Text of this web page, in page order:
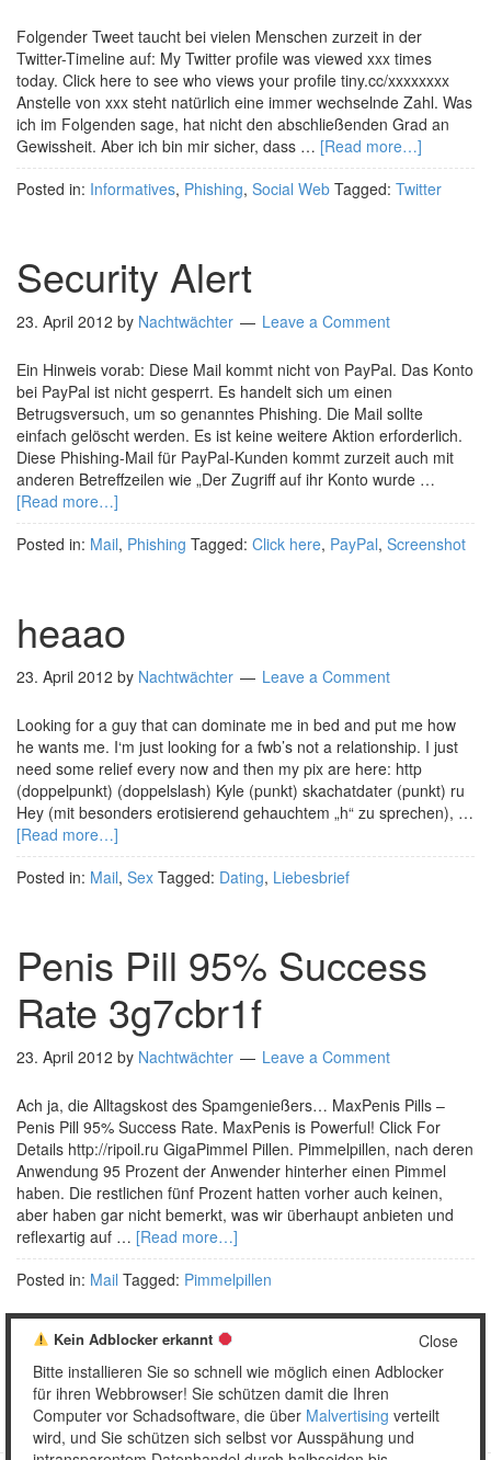
Folgender Tweet taucht bei vielen Menschen zurzeit in der
Twitter-Timeline auf: My Twitter profile was viewed xxx times
today. Click here to see who views your profile tiny.cc/xxxxxxxx
Anstelle von xxx steht natürlich eine immer wechselnde Zahl. Was
ich im Folgenden sage, hat nicht den abschließenden Grad an
Gewissheit. Aber ich bin mir sicher, dass … [Read more…]
Posted in: Informatives, Phishing, Social Web Tagged: Twitter
Security Alert
23. April 2012 by Nachtwächter Leave a Comment
Ein Hinweis vorab: Diese Mail kommt nicht von PayPal. Das Konto
bei PayPal ist nicht gesperrt. Es handelt sich um einen
Betrugsversuch, um so genanntes Phishing. Die Mail sollte
einfach gelöscht werden. Es ist keine weitere Aktion erforderlich.
Diese Phishing-Mail für PayPal-Kunden kommt zurzeit auch mit
anderen Betreffzeilen wie „Der Zugriff auf ihr Konto wurde …
[Read more…]
Posted in: Mail, Phishing Tagged: Click here, PayPal, Screenshot
heaao
23. April 2012 by Nachtwächter Leave a Comment
Looking for a guy that can dominate me in bed and put me how
he wants me. I‘m just looking for a fwb’s not a relationship. I just
need some relief every now and then my pix are here: http
(doppelpunkt) (doppelslash) Kyle (punkt) skachatdater (punkt) ru
Hey (mit besonders erotisierend gehauchtem „h“ zu sprechen), …
[Read more…]
Posted in: Mail, Sex Tagged: Dating, Liebesbrief
Penis Pill 95% Success
Rate 3g7cbr1f
23. April 2012 by Nachtwächter Leave a Comment
Ach ja, die Alltagskost des Spamgenießers… MaxPenis Pills –
Penis Pill 95% Success Rate. MaxPenis is Powerful! Click For
Details http://ripoil.ru GigaPimmel Pillen. Pimmelpillen, nach deren
Anwendung 95 Prozent der Anwender hinterher einen Pimmel
haben. Die restlichen fünf Prozent hatten vorher auch keinen,
aber haben gar nicht bemerkt, was wir überhaupt anbieten und
reflexartig auf … [Read more…]
Posted in: Mail Tagged: Pimmelpillen
1 2 3 Weiter »
Close
Kein Adblocker erkannt
Bitte installieren Sie so schnell wie möglich einen Adblocker
für ihren Webbrowser! Sie schützen damit die Ihren
Computer vor Schadsoftware, die über Malvertising verteilt
wird, und Sie schützen sich selbst vor Ausspähung und